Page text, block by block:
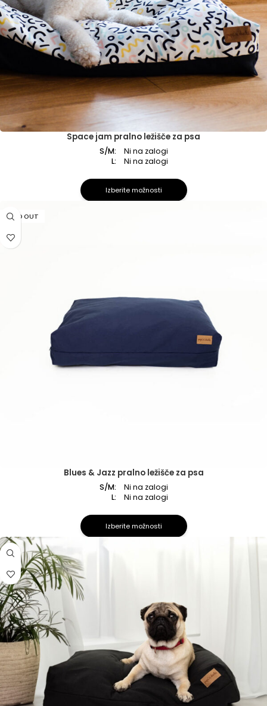
Space jam pralno ležišče za psa
S/M:
Ni na zalogi
L:
Ni na zalogi
Izberite možnosti
SOLD OUT
Blues & Jazz pralno ležišče za psa
S/M:
Ni na zalogi
L:
Ni na zalogi
Izberite možnosti